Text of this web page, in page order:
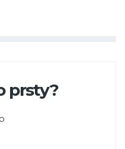
prsty?